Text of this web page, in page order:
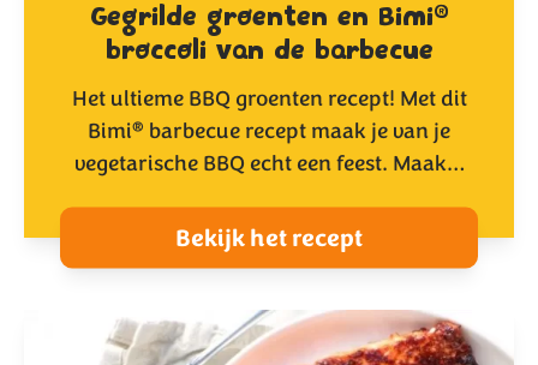
Gegrilde groenten en Bimi®
broccoli van de barbecue
Het ultieme BBQ groenten recept! Met dit
Bimi® barbecue recept maak je van je
vegetarische BBQ echt een feest. Maak…
Bekijk het recept